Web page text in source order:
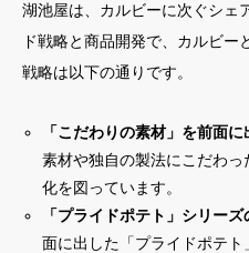
湖池屋は、カルビーに次ぐシェ
ド戦略と商品開発で、カルビ
戦略は以下の通りです。
「こだわりの素材」を前面
素材や独自の製法にこだわ
化を図っています。
「プライドポテト」シリー
面に出した「プライドポテ